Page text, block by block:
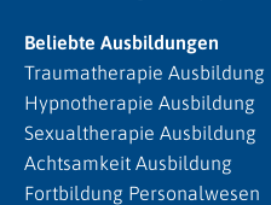
Beliebte Ausbildungen
Traumatherapie Ausbildung
Hypnotherapie Ausbildung
Sexualtherapie Ausbildung
Achtsamkeit Ausbildung
Fortbildung Personalwesen